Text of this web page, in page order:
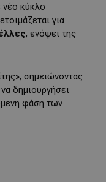
κύκλο
για
, ενόψει της
σημειώνοντας
δημιουργήσει
φάση των